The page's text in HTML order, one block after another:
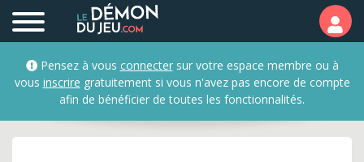
Pensez à vous connectersur votre espace membre ou à
vous inscrire gratuitement si vous n'avez pas encore de compte
afin de bénéficier de toutes les fonctionnalités.